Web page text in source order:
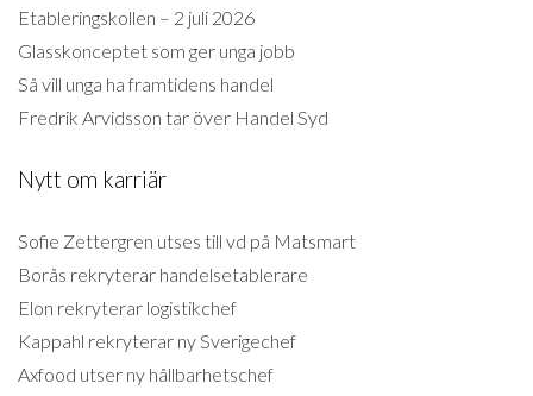
Etableringskollen – 2 juli 2026
Glasskonceptet som ger unga jobb
Så vill unga ha framtidens handel
Fredrik Arvidsson tar över Handel Syd
Nytt om karriär
Sofie Zettergren utses till vd på Matsmart
Borås rekryterar handelsetablerare
Elon rekryterar logistikchef
Kappahl rekryterar ny Sverigechef
Axfood utser ny hållbarhetschef